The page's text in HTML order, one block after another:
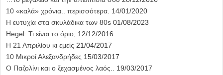
10 «καλά» χρόνια.. περισσότερα. 14/01/2020
Η ευτυχία στα σκυλάδικα των 80s 01/08/2023
Hegel: Τι είναι το όριο; 12/12/2016
Η 21 Απριλίου κι εμείς 21/04/2017
10 Μικροί Αλεξανδρήδες 15/03/2017
Ο Παζολίνι και ο ξεχασμένος λαός.. 19/03/2017